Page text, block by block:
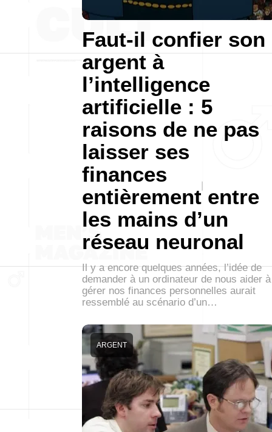
Faut-il confier son
argent à
l’intelligence
artificielle : 5
raisons de ne pas
laisser ses
finances
entièrement entre
les mains d’un
réseau neuronal
Il y a encore quelques années, l’idée de
demander à un ordinateur de nous aider à
gérer nos finances personnelles aurait
ressemblé au scénario d’un…
ARGENT